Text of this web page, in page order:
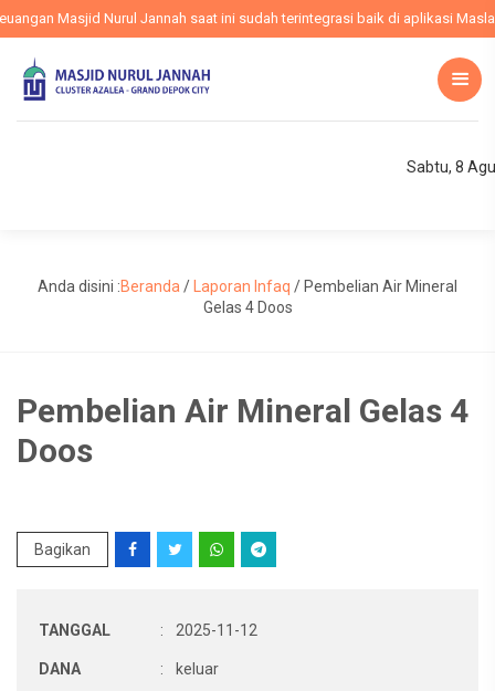
Masjid Nurul Jannah saat ini sudah terintegrasi baik di aplikasi
Sabtu, 8
Anda disini :Beranda / Laporan Infaq / Pembelian Air Mineral
Gelas 4 Doos
Pembelian Air Mineral Gelas 4
Doos
Bagikan
TANGGAL : 2025-11-12
DANA : keluar